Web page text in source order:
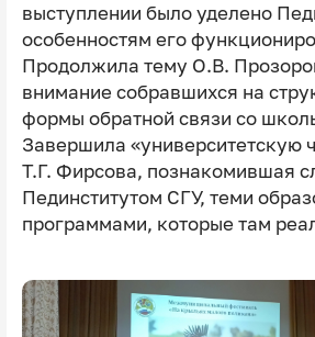
выступлении было уделено
особенностям его
Продолжила тему О.В.
внимание собравшихся на
формы обратной связи со
Завершила «университетскую
Т.Г. Фирсова, познакомившая
Пединститутом СГУ, теми
программами, которые там